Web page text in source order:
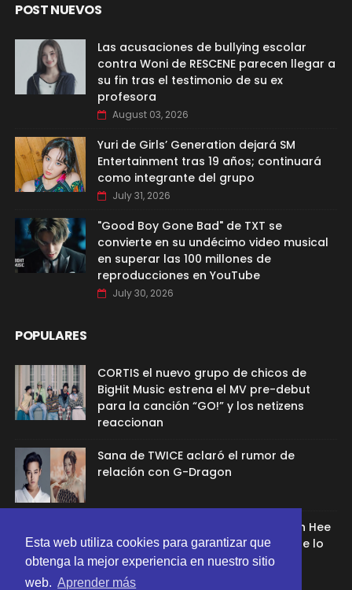
Esta web utiliza cookies para garantizar que
obtenga la mejor experiencia en nuestro sitio
web. Aprender más
POST NUEVOS
Las acusaciones de bullying escolar
contra Woni de RESCENE parecen llegar a
su fin tras el testimonio de su ex
profesora
August 03, 2026
Yuri de Girls’ Generation dejará SM
Entertainment tras 19 años; continuará
como integrante del grupo
July 31, 2026
"Good Boy Gone Bad" de TXT se
convierte en su undécimo video musical
en superar las 100 millones de
reproducciones en YouTube
July 30, 2026
POPULARES
CORTIS el nuevo grupo de chicos de
BigHit Music estrena el MV pre-debut
para la canción “GO!” y los netizens
reaccionan
Sana de TWICE aclaró el rumor de
relación con G-Dragon
Ex aprendíz de ADOR afirmó que Min Hee
Jin la despidió porque su chamán se lo
recomendó